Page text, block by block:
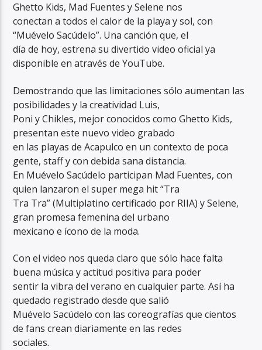
Ghetto Kids, Mad Fuentes y Selene nos
conectan a todos el calor de la playa y sol, con
“Muévelo Sacúdelo”. Una canción que, el
día de hoy, estrena su divertido video oficial ya
disponible en através de YouTube.
Demostrando que las limitaciones sólo aumentan las
posibilidades y la creatividad Luis,
Poni y Chikles, mejor conocidos como Ghetto Kids,
presentan este nuevo video grabado
en las playas de Acapulco en un contexto de poca
gente, staff y con debida sana distancia.
En Muévelo Sacúdelo participan Mad Fuentes, con
quien lanzaron el super mega hit “Tra
Tra Tra” (Multiplatino certificado por RIIA) y Selene,
gran promesa femenina del urbano
mexicano e ícono de la moda.
Con el video nos queda claro que sólo hace falta
buena música y actitud positiva para poder
sentir la vibra del verano en cualquier parte. Así ha
quedado registrado desde que salió
Muévelo Sacúdelo con las coreografías que cientos
de fans crean diariamente en las redes
sociales.